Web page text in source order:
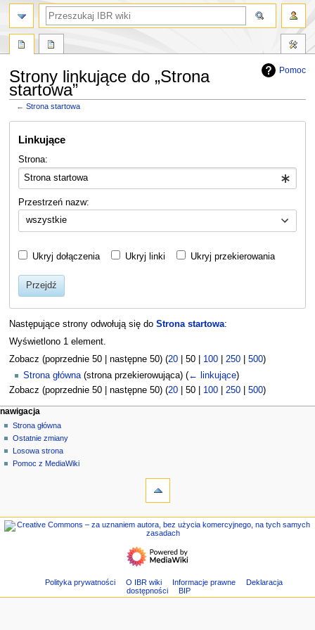
Pomoc
Strony linkujące do „Strona
startowa”
←Strona startowa
Linkujące
Strona:
Przestrzeń nazw:
wszystkie
Ukryj dołączenia Ukryj linki Ukryj przekierowania
Przejdź
Następujące strony odwołują się do Strona startowa:
Wyświetlono 1 element.
Zobacz (poprzednie 50| następne 50) (20| 50| 100| 250| 500)
Strona główna(strona przekierowująca) (← linkujące)
Zobacz (poprzednie 50| następne 50) (20| 50| 100| 250| 500)
M
e
n
u
i
j
działania na stronie
strona
dyskusja
czytaj
kod
narzędzia osobiste
zaloguj
się
nawigacja
Strona główna
Ostatnie zmiany
Losowa strona
Pomoc z MediaWiki
szukaj
do
nawigacja
Strona
Polityka prywatności O IBR wiki Informacje prawne
Deklaracja
dostępności
BIP